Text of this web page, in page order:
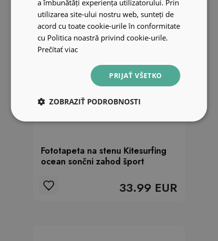
Fototapeta na stenu Kitesurfing
ocean sončni zahod šport
33.99 EUR
a îmbunătăți experiența utilizatorului. Prin
utilizarea site-ului nostru web, sunteți de
acord cu toate cookie-urile în conformitate
cu Politica noastră privind cookie-urile.
Prečítať viac
PRIJAŤ VŠETKO
ZOBRAZIŤ PODROBNOSTI